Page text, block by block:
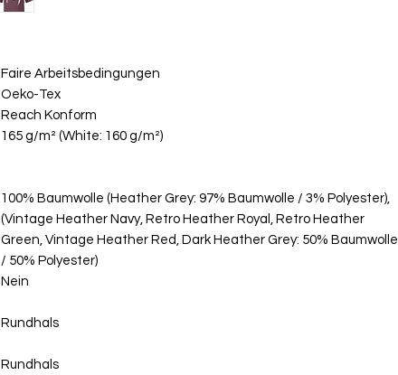
Faire Arbeitsbedingungen
Oeko-Tex
Reach Konform
165 g/m² (White: 160 g/m²)
100% Baumwolle (Heather Grey: 97% Baumwolle / 3% Polyester),
(Vintage Heather Navy, Retro Heather Royal, Retro Heather
Green, Vintage Heather Red, Dark Heather Grey: 50% Baumwolle
/ 50% Polyester)
Nein
Rundhals
Rundhals